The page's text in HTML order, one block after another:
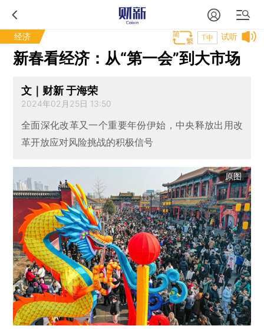
经济 试听
T中
新春看经济：从“第一会”到大市场
文｜财新 于海荣
2024年02月25日 13:50
全面深化改革又一个重要年份伊始，中央释放出用改
革开放应对风险挑战的积极信号
原图